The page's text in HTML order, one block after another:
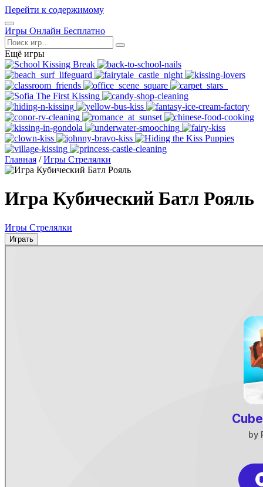
Перейти к содержимому
Открыть
меню
Игры Онлайн Бесплатно
Поиск
Ещё игры
Главная / Игры Стрелялки
Игра Кубический Батл Рояль
Игры Стрелялки
Играть